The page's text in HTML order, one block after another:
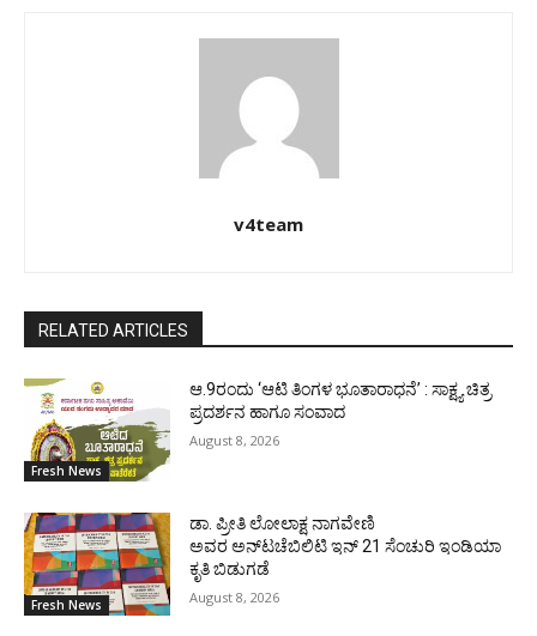
v4team
RELATED ARTICLES
Fresh News
ಆ.9ರಂದು ‘ಆಟಿ ತಿಂಗಳ ಭೂತಾರಾಧನೆ’ : ಸಾಕ್ಷ್ಯ ಚಿತ್ರ
ಪ್ರದರ್ಶನ ಹಾಗೂ ಸಂವಾದ
August 8, 2026
Fresh News
ಡಾ. ಪ್ರೀತಿ ಲೋಲಾಕ್ಷ ನಾಗವೇಣಿ
ಅವರ ಅನ್‌ಟಚೆಬಿಲಿಟಿ ಇನ್ 21 ಸೆಂಚುರಿ ಇಂಡಿಯಾ
ಕೃತಿ ಬಿಡುಗಡೆ
August 8, 2026